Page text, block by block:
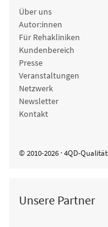
Über uns
Autor:innen
Für Rehakliniken
Kundenbereich
Presse
Veranstaltungen
Netzwerk
Newsletter
Kontakt
© 2010-2026 · 4QD-
Unsere Partner